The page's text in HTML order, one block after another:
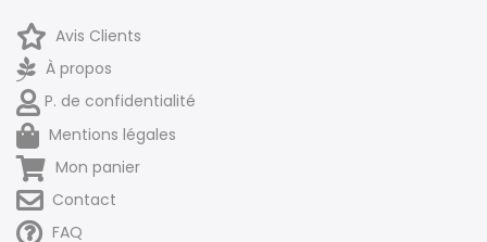
Avis Clients
À propos
P. de confidentialité
Mentions légales
Mon panier
Contact
FAQ